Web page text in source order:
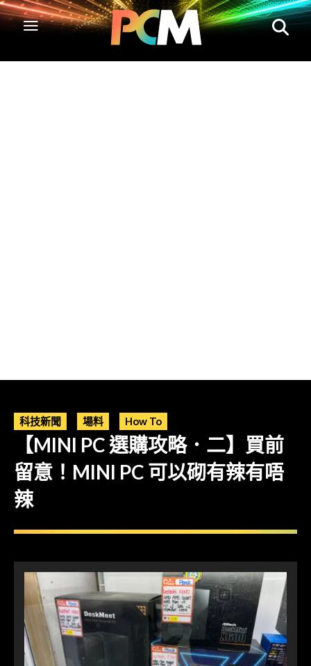
科技新聞 場料 How To
【MINI PC 選購攻略．二】買前
留意！MINI PC 可以砌有辣有唔
辣